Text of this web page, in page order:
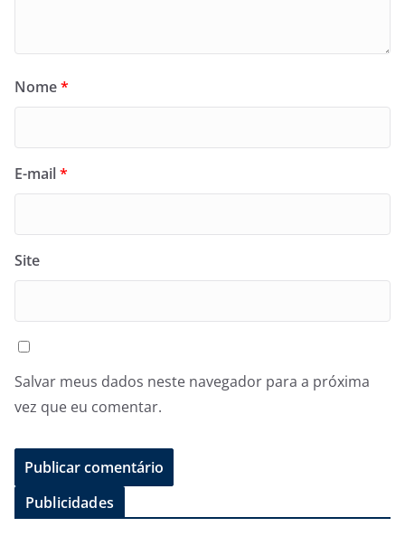
Nome*
E-mail*
Site
Salvar meus dados neste navegador para a próxima
vez que eu comentar.
Publicidades